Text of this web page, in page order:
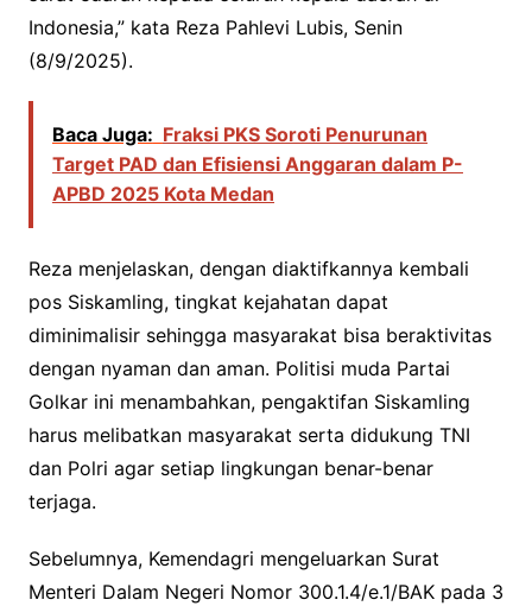
Indonesia,” kata Reza Pahlevi Lubis, Senin
(8/9/2025).
Baca Juga: Fraksi PKS Soroti Penurunan
Target PAD dan Efisiensi Anggaran dalam P-
APBD 2025 Kota Medan
Reza menjelaskan, dengan diaktifkannya kembali
pos Siskamling, tingkat kejahatan dapat
diminimalisir sehingga masyarakat bisa beraktivitas
dengan nyaman dan aman. Politisi muda Partai
Golkar ini menambahkan, pengaktifan Siskamling
harus melibatkan masyarakat serta didukung TNI
dan Polri agar setiap lingkungan benar-benar
terjaga.
Sebelumnya, Kemendagri mengeluarkan Surat
Menteri Dalam Negeri Nomor 300.1.4/e.1/BAK pada 3